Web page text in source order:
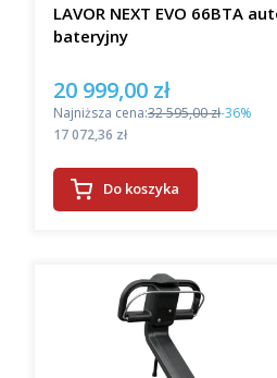
LAVOR NEXT EVO 66BTA
bateryjny
Cena promocyjna
20 999,00 zł
Najniższa cena:32 595,00 zł-36%
Cena
17 072,36 zł
Do koszyka